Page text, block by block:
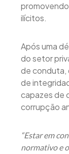
ilícitos.
Após uma
do setor
de conduta,
de
capazes de
corrupção
“Estar em
normativo e